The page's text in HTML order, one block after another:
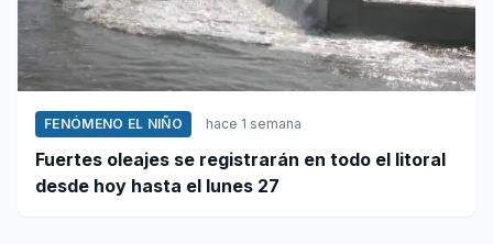
FENÓMENO EL NIÑO hace 1 semana
Fuertes oleajes se registrarán en todo el litoral
desde hoy hasta el lunes 27